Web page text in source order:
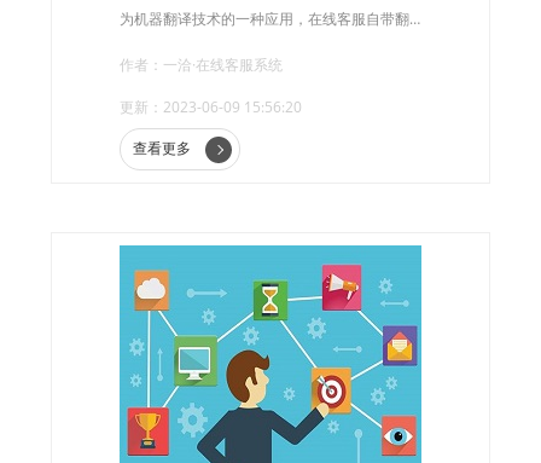
为机器翻译技术的一种应用，在线客服自带翻
践。
作者：一洽·在线客服系统
更新：2023-06-09 15:56:20
查看更多